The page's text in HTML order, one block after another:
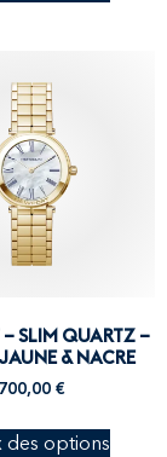
– SLIM QUARTZ –
& NACRE
700,00 €
des options